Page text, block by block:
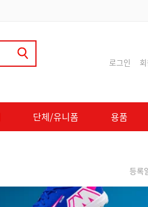
로그인
단체/유니폼 용품
등록